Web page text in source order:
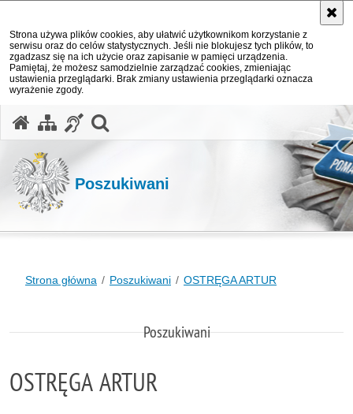
Strona używa plików cookies, aby ułatwić użytkownikom korzystanie z
serwisu oraz do celów statystycznych. Jeśli nie blokujesz tych plików, to
zgadzasz się na ich użycie oraz zapisanie w pamięci urządzenia.
Pamiętaj, że możesz samodzielnie zarządzać cookies, zmieniając
ustawienia przeglądarki. Brak zmiany ustawienia przeglądarki oznacza
wyrażenie zgody.
Poszukiwani
Strona główna Poszukiwani OSTRĘGA ARTUR
Poszukiwani
OSTRĘGA ARTUR